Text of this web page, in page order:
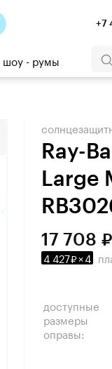
+7
шоу - румы
Ray-
Large
17 708
4 427 ×4
доступные
размеры
оправы: